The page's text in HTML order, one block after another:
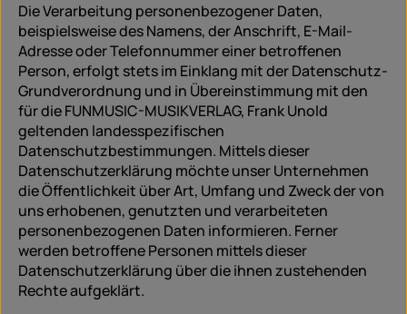
Die Verarbeitung personenbezogener Daten,
beispielsweise des Namens, der Anschrift, E-Mail-
Adresse oder Telefonnummer einer betroffenen
Person, erfolgt stets im Einklang mit der Datenschutz-
Grundverordnung und in Übereinstimmung mit den
für die FUNMUSIC-MUSIKVERLAG, Frank Unold
geltenden landesspezifischen
Datenschutzbestimmungen. Mittels dieser
Datenschutzerklärung möchte unser Unternehmen
die Öffentlichkeit über Art, Umfang und Zweck der von
uns erhobenen, genutzten und verarbeiteten
personenbezogenen Daten informieren. Ferner
werden betroffene Personen mittels dieser
Datenschutzerklärung über die ihnen zustehenden
Rechte aufgeklärt.